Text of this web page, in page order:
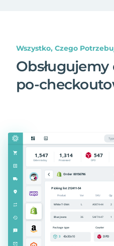
Wszystko, Czego
Obsługujemy
po-